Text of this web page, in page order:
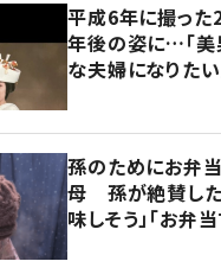
平成6年に撮っ
年後の姿に…「美
な夫婦になりたい
孫のためにお弁
母 孫が絶賛した
味しそう」「お弁